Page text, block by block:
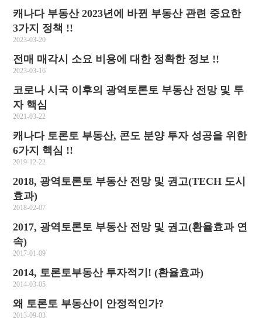
캐나다 부동산 2023년에 바뀐 부동산 관련 중요한
3가지 정책 !!
2023-03-20
전매 매각시 소요 비용에 대한 정확한 정보 !!
2023-03-16
코로나 시국 이후의 광역토론토 부동산 전망 및 투
자 핵심
2021-03-22
캐나다 토론토 부동산, 콘도 분양 투자 성공을 위한
6가지 핵심 !!
2019-12-22
2018, 광역토론토 부동산 전망 및 권고(TECH 도시
효과)
2018-02-07
2017, 광역토론토 부동산 전망 및 권고(환율효과 연
속)
2017-01-09
2014, 토론토부동산 투자적기! (환율효과)
2014-03-05
왜 토론토 부동산이 안정적인가?
2013-09-03